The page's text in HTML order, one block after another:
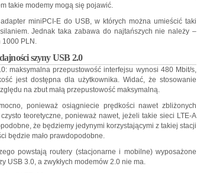
takie modemy mogą się pojawić.
miniPCI-E do USB, w których można umieścić taki
Jednak taka zabawa do najtańszych nie należy –
1000 PLN.
szyny USB 2.0
maksymalna przepustowość interfejsu wynosi 480 Mbit/s,
jest dostępna dla użytkownika. Widać, że stosowanie
na zbut małą przepustowość maksymalną.
ponieważ osiągniecie prędkości nawet zbliżonych
teoretyczne, ponieważ nawet, jeżeli takie sieci LTE-A
że będziemy jedynymi korzystającymi z takiej stacji
będzie mało prawdopodobne.
powstają routery (stacjonarne i mobilne) wyposażone
USB 3.0, a zwykłych modemów 2.0 nie ma.